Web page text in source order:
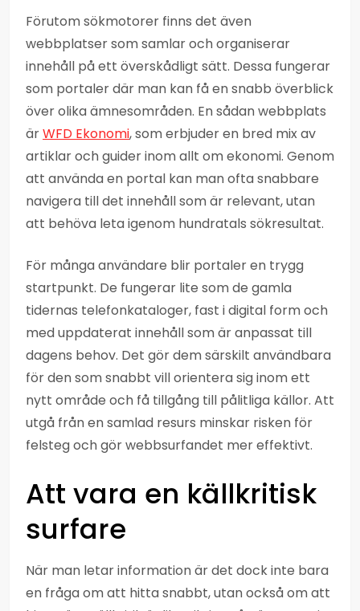
Förutom sökmotorer finns det även
webbplatser som samlar och organiserar
innehåll på ett överskådligt sätt. Dessa fungerar
som portaler där man kan få en snabb överblick
över olika ämnesområden. En sådan webbplats
ärWFD Ekonomi, som erbjuder en bred mix av
artiklar och guider inom allt om ekonomi. Genom
att använda en portal kan man ofta snabbare
navigera till det innehåll som är relevant, utan
att behöva leta igenom hundratals sökresultat.
För många användare blir portaler en trygg
startpunkt. De fungerar lite som de gamla
tidernas telefonkataloger, fast i digital form och
med uppdaterat innehåll som är anpassat till
dagens behov. Det gör dem särskilt användbara
för den som snabbt vill orientera sig inom ett
nytt område och få tillgång till pålitliga källor. Att
utgå från en samlad resurs minskar risken för
felsteg och gör webbsurfandet mer effektivt.
Att vara en källkritisk
surfare
När man letar information är det dock inte bara
en fråga om att hitta snabbt, utan också om att